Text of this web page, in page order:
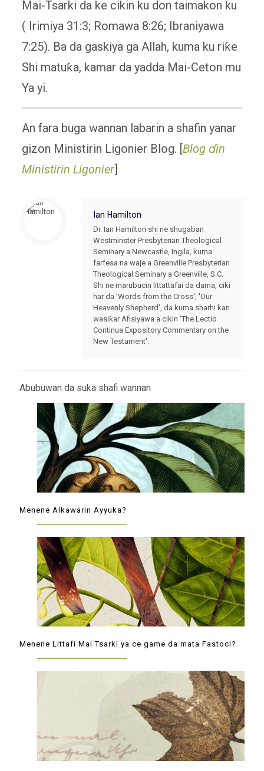
Mai-Tsarki da ke cikin ku don taimakon ku
( Irimiya 31:3; Romawa 8:26; Ibraniyawa
7:25). Ba da gaskiya ga Allah, kuma ku riƙe
Shi matuƙa, kamar da yadda Mai-Ceton mu
Ya yi.
An fara buga wannan labarin a shafin yanar
gizon Ministirin Ligonier Blog. [Blog ɗin
Ministirin Ligonier]
Ian Hamilton
Dr. Ian Hamilton shi ne shugaban
Westminster Presbyterian Theological
Seminary a Newcastle, Ingila, kuma
farfesa na waje a Greenville Presbyterian
Theological Seminary a Greenville, S.C.
Shi ne marubucin littattafai da dama, ciki
har da 'Words from the Cross', 'Our
Heavenly Shepherd', da kuma sharhi kan
wasiƙar Afisiyawa a cikin 'The Lectio
Continua Expository Commentary on the
New Testament'.
Abubuwan da suka shafi wannan
Menene Alkawarin Ayyuka?
Menene Littafi Mai Tsarki ya ce game da mata Fastoci?